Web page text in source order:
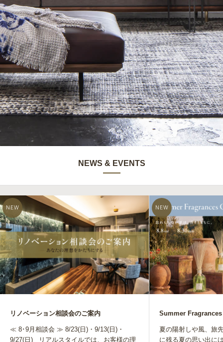
NEWS & EVENTS
リノベーション相談会のご案内
≪ 8･9月相談会 ≫ 8/23(日)・9/13(日)・
9/27(日) リアルスタイルでは、お客様の理
夏の陽射しや風、旅
に残る夏の思い出に